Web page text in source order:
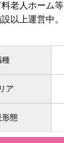
老人ホーム等
以上運営中。
種
ア
形態